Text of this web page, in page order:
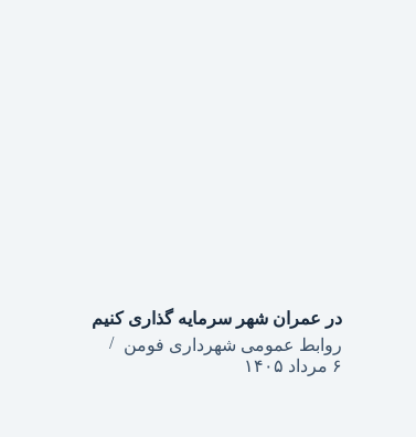
در عمران شهر سرمایه گذاری کنیم
روابط عمومی شهرداری فومن
۶ مرداد ۱۴۰۵